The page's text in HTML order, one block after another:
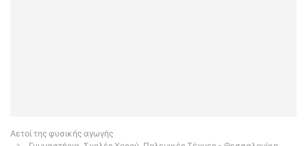
Αετοί της φυσικής αγωγής